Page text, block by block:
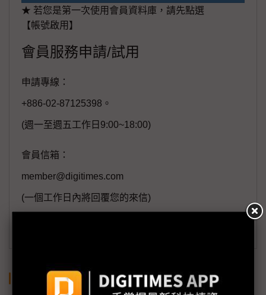
★ 若您是第一次使用會員資料庫，請先點選
【帳號啟用】
會員服務申請/試用
申請專線：
+886-02-87125398。
(週一至週五工作日9:00~18:00)
會員信箱：
member@digitimes.com
(一個工作日內將回覆您的來信)
關鍵字